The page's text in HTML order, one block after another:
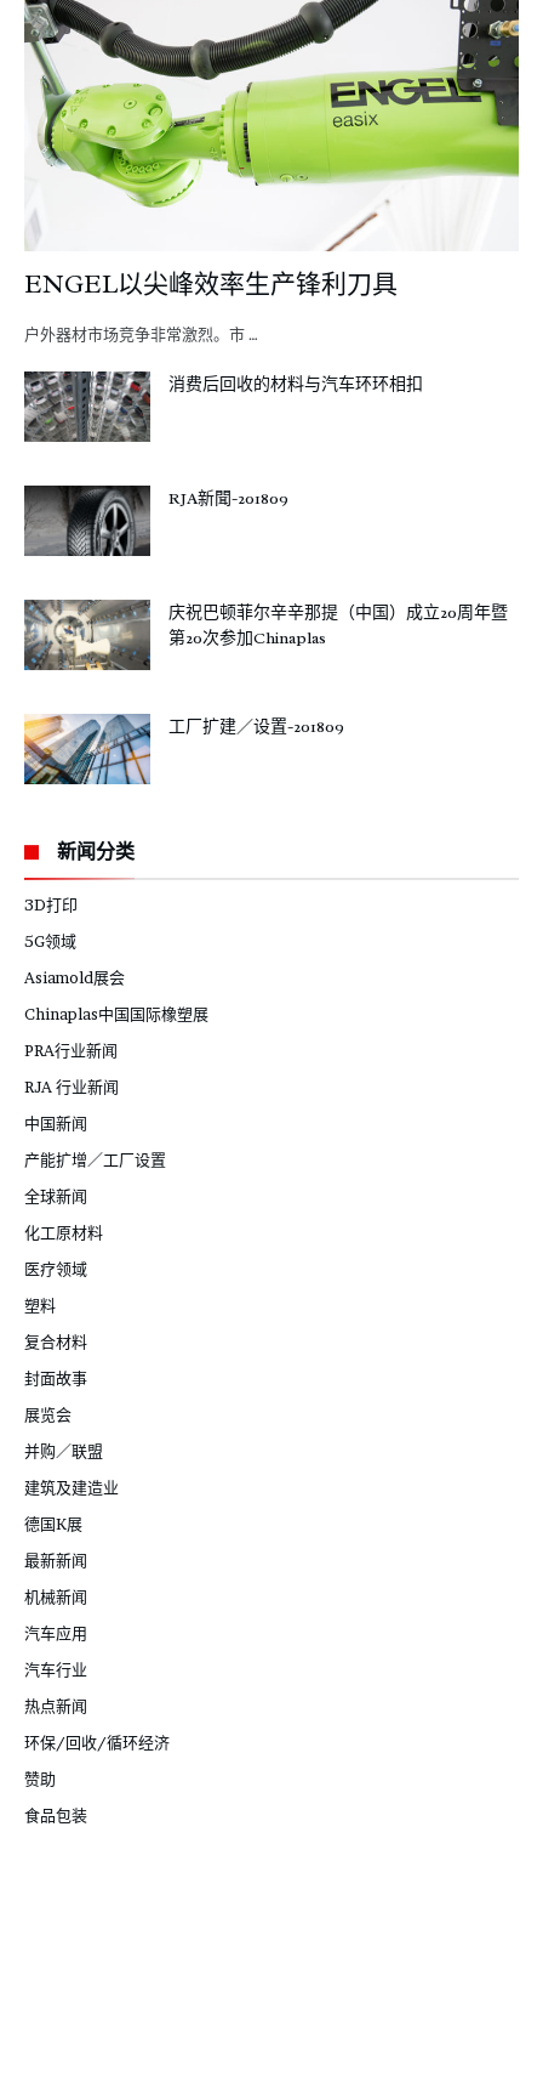
ENGEL以尖峰效率生产锋利刀具
户外器材市场竞争非常激烈。市 …
消费后回收的材料与汽车环环相扣
RJA新聞-201809
庆祝巴顿菲尔辛辛那提（中国）成立20周年暨
第20次参加Chinaplas
工厂扩建／设置-201809
新闻分类
3D打印
5G领域
Asiamold展会
Chinaplas中国国际橡塑展
PRA行业新闻
RJA 行业新闻
中国新闻
产能扩增／工厂设置
全球新闻
化工原材料
医疗领域
塑料
复合材料
封面故事
展览会
并购／联盟
建筑及建造业
德国K展
最新新闻
机械新闻
汽车应用
汽车行业
热点新闻
环保/回收/循环经济
赞助
食品包装